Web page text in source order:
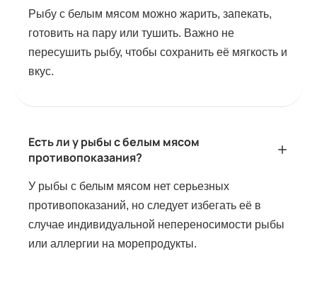
Рыбу с белым мясом можно жарить, запекать,
готовить на пару или тушить. Важно не
пересушить рыбу, чтобы сохранить её мягкость и
вкус.
Есть ли у рыбы с белым мясом
противопоказания?
У рыбы с белым мясом нет серьезных
противопоказаний, но следует избегать её в
случае индивидуальной непереносимости рыбы
или аллергии на морепродукты.